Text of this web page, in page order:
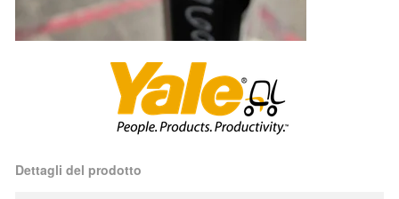
Dettagli del prodotto